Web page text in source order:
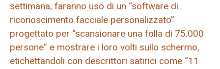
settimana, faranno uso di un “software di
riconoscimento facciale personalizzato”
progettato per “scansionare una folla di 75.000
persone” e mostrare i loro volti sullo schermo,
etichettandoli con descrittori satirici come “11